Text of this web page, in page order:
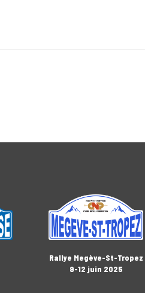
Rallye Megève-St-Tropez
9-12 juin 2025